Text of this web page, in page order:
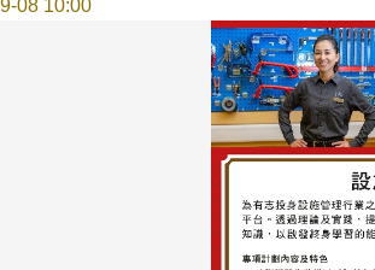
08 10:00